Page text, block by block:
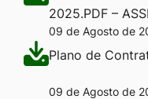
2025.PDF –
09 de Agosto de
Plano de
09 de Agosto de